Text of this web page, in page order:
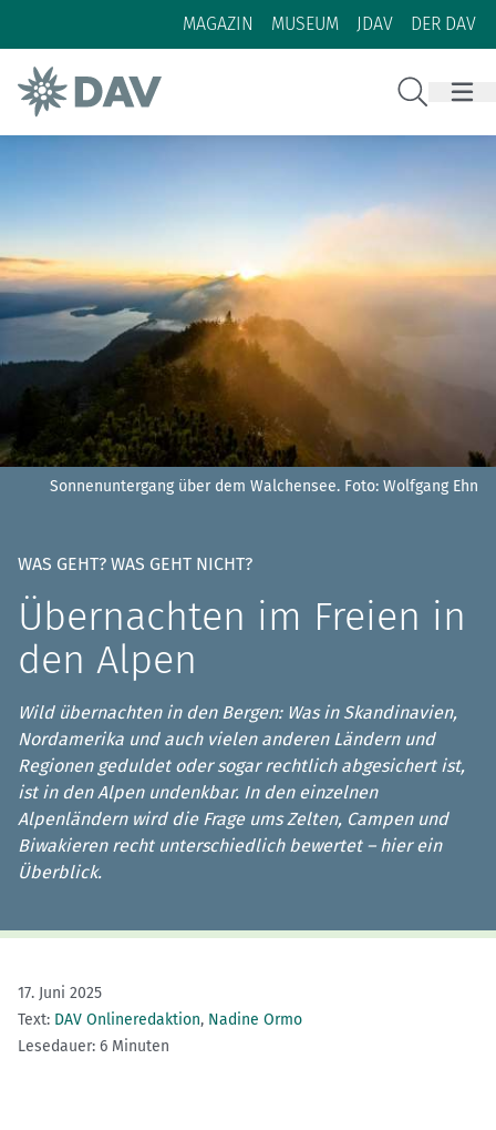
Zum Inhalt
Zur Footer-Navigation
MAGAZIN MUSEUM JDAV DER DAV
Sonnenuntergang über dem Walchensee. Foto: Wolfgang Ehn
WAS GEHT? WAS GEHT NICHT?
Übernachten im Freien in
den Alpen
Wild übernachten in den Bergen: Was in Skandinavien,
Nordamerika und auch vielen anderen Ländern und
Regionen geduldet oder sogar rechtlich abgesichert ist,
ist in den Alpen undenkbar. In den einzelnen
Alpenländern wird die Frage ums Zelten, Campen und
Biwakieren recht unterschiedlich bewertet – hier ein
Überblick.
17. Juni 2025
Text: DAV Onlineredaktion, Nadine Ormo
Lesedauer: 6 Minuten